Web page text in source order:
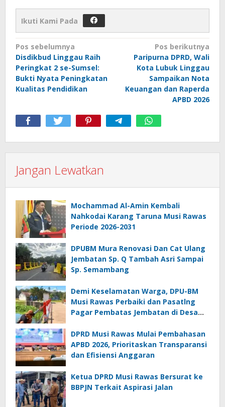
Ikuti Kami Pada
Navigasi
pos
Pos sebelumnya
Disdikbud Linggau Raih
Peringkat 2 se-Sumsel:
Bukti Nyata Peningkatan
Kualitas Pendidikan
Pos berikutnya
Paripurna DPRD, Wali
Kota Lubuk Linggau
Sampaikan Nota
Keuangan dan Raperda
APBD 2026
Jangan Lewatkan
Mochammad Al-Amin Kembali
Nahkodai Karang Taruna Musi Rawas
Periode 2026-2031
DPUBM Mura Renovasi Dan Cat Ulang
Jembatan Sp. Q Tambah Asri Sampai
Sp. Semambang
Demi Keselamatan Warga, DPU-BM
Musi Rawas Perbaiki dan Pasatlng
Pagar Pembatas Jembatan di Desa
DPRD Musi Rawas Mulai Pembahasan
APBD 2026, Prioritaskan Transparansi
dan Efisiensi Anggaran
Ketua DPRD Musi Rawas Bersurat ke
BBPJN Terkait Aspirasi Jalan